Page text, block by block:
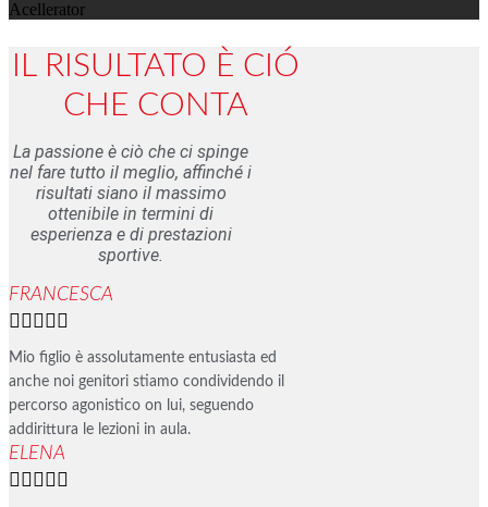
IL RISULTATO È CIÓ
CHE CONTA
La passione è ciò che ci spinge
nel fare tutto il meglio, affinché i
risultati siano il massimo
ottenibile in termini di
esperienza e di prestazioni
sportive.
FRANCESCA
    
Mio figlio è assolutamente entusiasta ed
anche noi genitori stiamo condividendo il
percorso agonistico on lui, seguendo
addirittura le lezioni in aula.
ELENA
    